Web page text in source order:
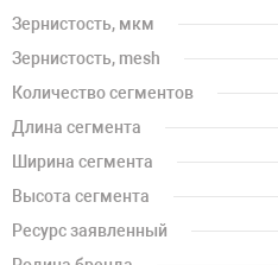
Зернистость, мкм
Зернистость, mesh
Количество сегментов
Длина сегмента
Ширина сегмента
Высота сегмента
Ресурс заявленный